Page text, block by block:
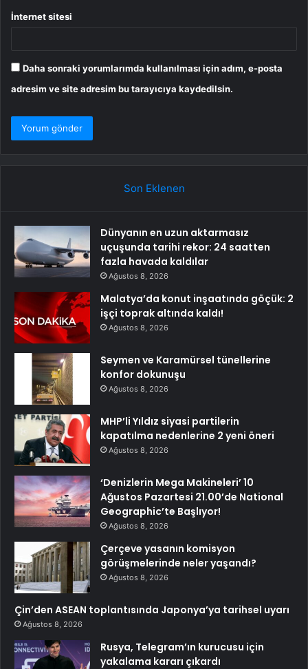
İnternet sitesi
Daha sonraki yorumlarımda kullanılması için adım, e-posta
adresim ve site adresim bu tarayıcıya kaydedilsin.
Son Eklenen
Dünyanın en uzun aktarmasız
uçuşunda tarihi rekor: 24 saatten
fazla havada kaldılar
Ağustos 8, 2026
Malatya’da konut inşaatında göçük: 2
işçi toprak altında kaldı!
Ağustos 8, 2026
Seymen ve Karamürsel tünellerine
konfor dokunuşu
Ağustos 8, 2026
MHP’li Yıldız siyasi partilerin
kapatılma nedenlerine 2 yeni öneri
Ağustos 8, 2026
‘Denizlerin Mega Makineleri’ 10
Ağustos Pazartesi 21.00’de National
Geographic’te Başlıyor!
Ağustos 8, 2026
Çerçeve yasanın komisyon
görüşmelerinde neler yaşandı?
Ağustos 8, 2026
Çin’den ASEAN toplantısında Japonya’ya tarihsel uyarı
Ağustos 8, 2026
Rusya, Telegram’ın kurucusu için
yakalama kararı çıkardı